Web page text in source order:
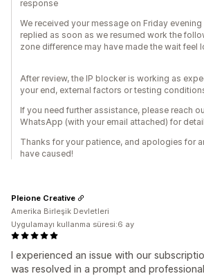
response
We received your message on Friday
replied as soon as we resumed work the
zone difference may have made the wait feel
After review, the IP blocker is working as
your end, external factors or testing
If you need further assistance, please reach
WhatsApp (with your email attached) for
Thanks for your patience, and apologies for
have caused!
I experienced an issue with our
was resolved in a prompt and
Pleione Creative
Amerika Birleşik Devletleri
Uygulamayı kullanma süresi:6 ay